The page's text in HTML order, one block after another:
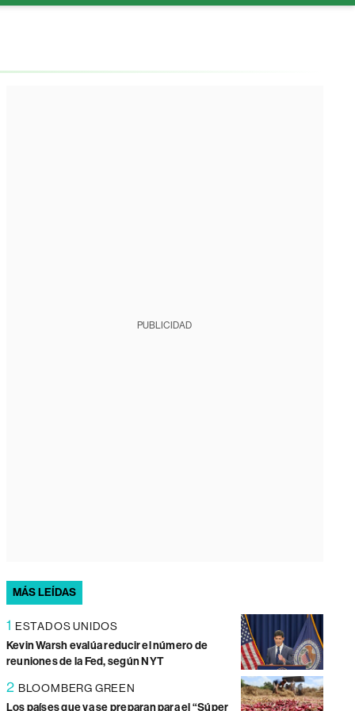
PUBLICIDAD
MÁS LEÍDAS
1 ESTADOS UNIDOS
Kevin Warsh evalúa reducir el número de
reuniones de la Fed, según NYT
2 BLOOMBERG GREEN
Los países que ya se preparan para el “Súper